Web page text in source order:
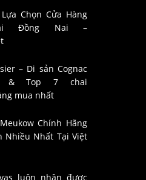
Chọn Cửa Hàng
Đồng Nai –
– Di sản Cognac
& Top 7 chai
mua nhất
Chính Hãng
Nhiều Nhất Tại Việt
luôn nhận được